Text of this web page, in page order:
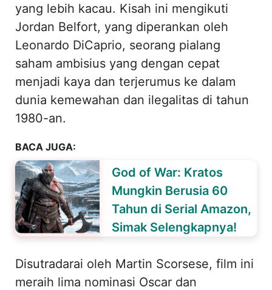
yang lebih kacau. Kisah ini mengikuti
Jordan Belfort, yang diperankan oleh
Leonardo DiCaprio, seorang pialang
saham ambisius yang dengan cepat
menjadi kaya dan terjerumus ke dalam
dunia kemewahan dan ilegalitas di tahun
1980-an.
BACA JUGA:
God of War: Kratos
Mungkin Berusia 60
Tahun di Serial Amazon,
Simak Selengkapnya!
Disutradarai oleh Martin Scorsese, film ini
meraih lima nominasi Oscar dan